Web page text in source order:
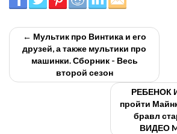
← Мультик про Винтика и его
друзей, а также мультики про
машинки. Сборник - Весь
второй сезон
РЕБЕНОК
пройти
бравл
ВИДЕО